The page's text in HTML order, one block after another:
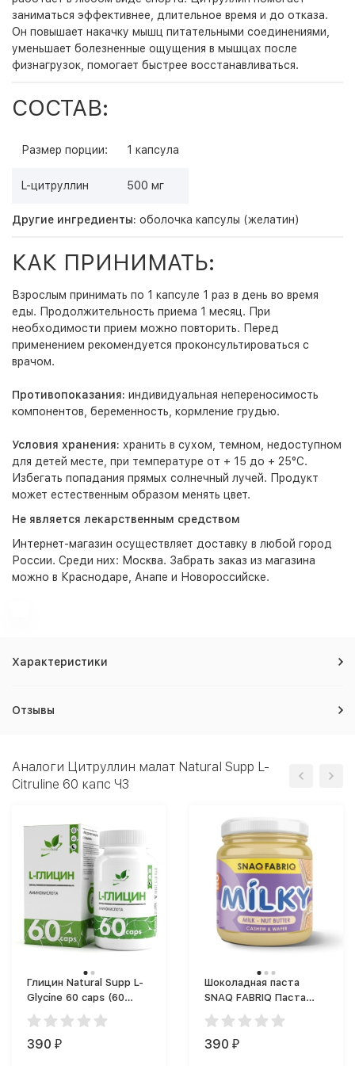
заниматься эффективнее, длительное время и до отказа.
Он повышает накачку мышц питательными соединениями,
уменьшает болезненные ощущения в мышцах после
физнагрузок, помогает быстрее восстанавливаться.
СОСТАВ:
Размер порции: 1 капсула
L-цитруллин 500 мг
Другие ингредиенты: оболочка капсулы (желатин)
КАК ПРИНИМАТЬ:
Взрослым принимать по 1 капсуле 1 раз в день во время
еды. Продолжительность приема 1 месяц. При
необходимости прием можно повторить. Перед
применением рекомендуется проконсультироваться с
врачом.
Противопоказания: индивидуальная непереносимость
компонентов, беременность, кормление грудью.
Условия хранения: хранить в сухом, темном, недоступном
для детей месте, при температуре от + 15 до + 25°C.
Избегать попадания прямых солнечный лучей. Продукт
может естественным образом менять цвет.
Не является лекарственным средством
Интернет-магазин осуществляет доставку в любой город
России. Среди них: Москва. Забрать заказ из магазина
можно в Краснодаре, Анапе и Новороссийске.
Характеристики
Отзывы
Аналоги Цитруллин малат Natural Supp L-
Citruline 60 капс ЧЗ
Глицин Natural Supp L-
Glycine 60 caps (60
капс.)
390 ₽
Шоколадная паста
SNAQ FABRIQ Паста
Milky (250 г)
390 ₽